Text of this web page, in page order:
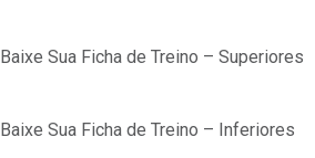
Baixe Sua Ficha de Treino – Superiores
Baixe Sua Ficha de Treino – Inferiores